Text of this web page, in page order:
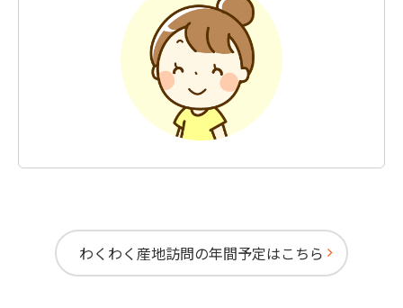
わくわく産地訪問の年間予定はこちら